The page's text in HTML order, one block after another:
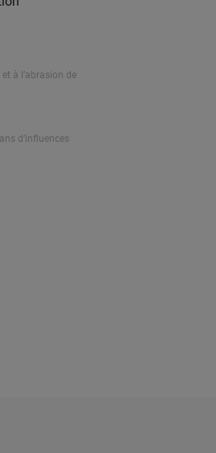
à l’abrasion de
d’influences